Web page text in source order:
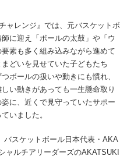
ャレンジ』では、元バスケットボ
に迎え「ボールの太鼓」や「ウ
素も多く組み込みながら進めて
どいを見せていた子どもたち
ボールの扱いや動きにも慣れ、
い動きがあっても一生懸命取り
に、近くで見守っていたサポー
いました。
バスケットボール日本代表・AKA
ャルチアリーダーズのAKATSUKI